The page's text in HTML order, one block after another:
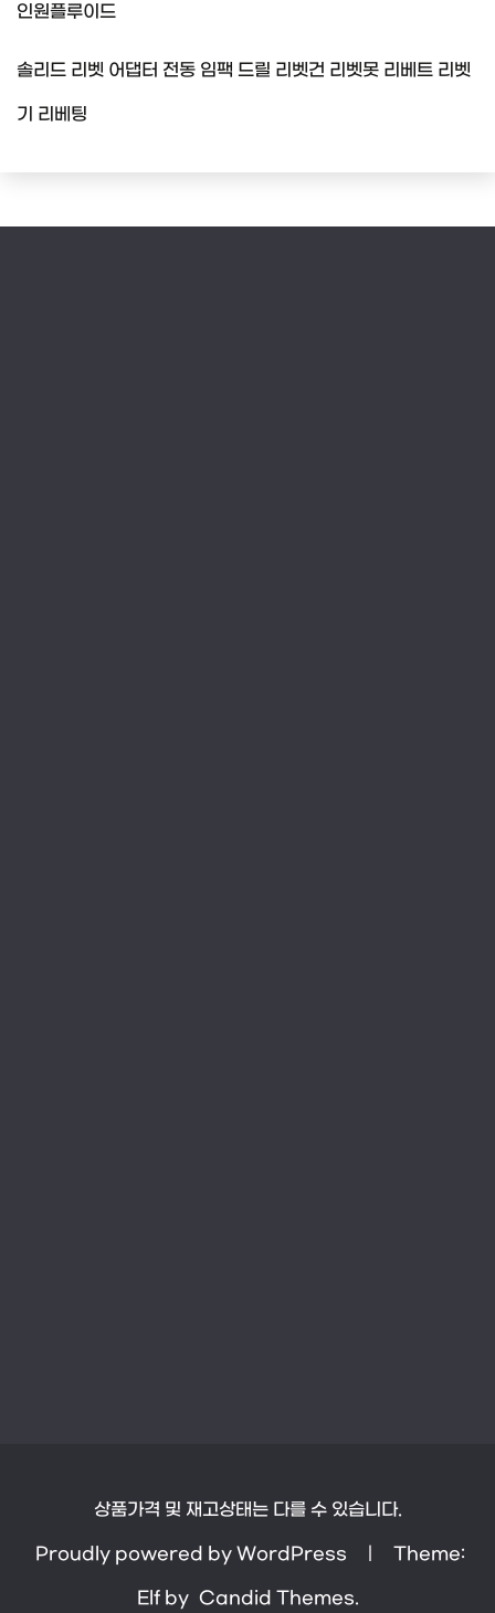
인원플루이드
솔리드 리벳 어댑터 전동 임팩 드릴 리벳건 리벳못 리베트 리벳
기 리베팅
상품가격 및 재고상태는 다를 수 있습니다.
Proudly powered by WordPress Theme:
Elf by Candid Themes.